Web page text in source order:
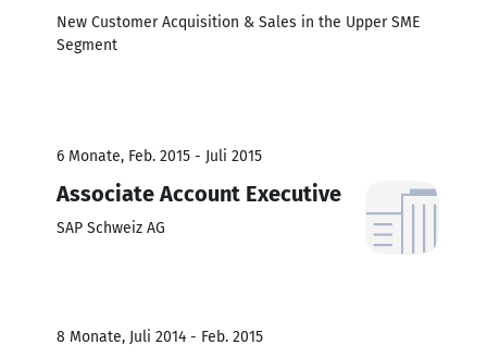
New Customer Acquisition & Sales in the Upper SME
Segment
6 Monate, Feb. 2015 - Juli 2015
Associate Account Executive
SAP Schweiz AG
8 Monate, Juli 2014 - Feb. 2015